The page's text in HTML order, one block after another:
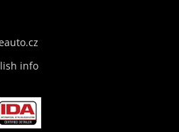
info